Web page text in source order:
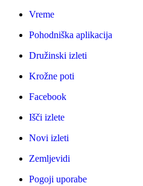
Vreme
Pohodniška aplikacija
Družinski izleti
Krožne poti
Facebook
Išči izlete
Novi izleti
Zemljevidi
Pogoji uporabe